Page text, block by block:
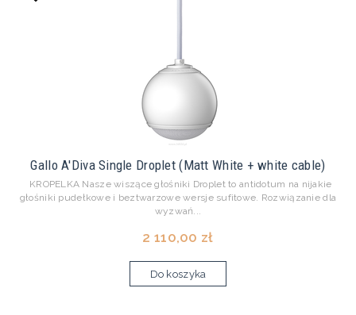
Gallo A'Diva Single Droplet (Matt White + white cable)
KROPELKA Nasze wiszące głośniki Droplet to antidotum na nijakie
głośniki pudełkowe i beztwarzowe wersje sufitowe. Rozwiązanie dla
wyzwań...
2 110,00 zł
Do koszyka